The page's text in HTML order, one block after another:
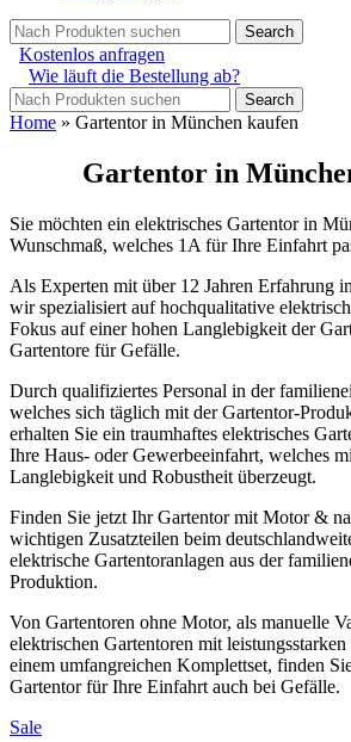
Search
Kostenlos anfragen
Wie läuft die Bestellung ab?
Search
Home » Gartentor in München kaufen
Gartentor in
Sie möchten ein elektrisches Gartentor in
Wunschmaß, welches 1A für Ihre Einfahrt
Als Experten mit über 12 Jahren Erfahrung
wir spezialisiert auf hochqualitative
Fokus auf einer hohen Langlebigkeit der
Gartentore für Gefälle.
Durch qualifiziertes Personal in der
welches sich täglich mit der Gartentor-
erhalten Sie ein traumhaftes elektrisches
Ihre Haus- oder Gewerbeeinfahrt, welches
Langlebigkeit und Robustheit überzeugt.
Finden Sie jetzt Ihr Gartentor mit Motor &
wichtigen Zusatzteilen beim
elektrische Gartentoranlagen aus der
Produktion.
Von Gartentoren ohne Motor, als manuelle
elektrischen Gartentoren mit
einem umfangreichen Komplettset, finden
Gartentor für Ihre Einfahrt auch bei Gefälle.
Sale